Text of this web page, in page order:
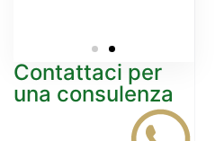
Contattaci per
una consulenza